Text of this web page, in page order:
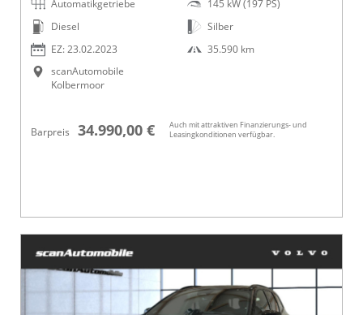
Automatikgetriebe
Diesel
EZ: 23.02.2023
scanAutomobile
Kolbermoor
145 kW (197 PS)
Silber
35.590 km
Barpreis 34.990,00 €
Auch mit attraktiven Finanzierungs- und
Leasingkonditionen verfügbar.